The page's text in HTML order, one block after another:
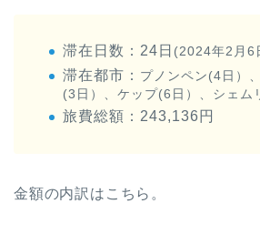
滞在日数：24日 (2024年2月6
滞在都市： プノンペン(4日）
(3日）、ケップ(6日）、シェム
旅費総額：243,136円
金額の内訳はこちら。